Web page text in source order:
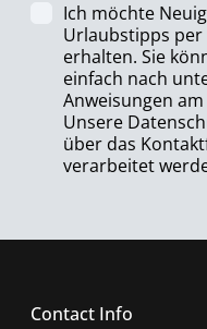
Ich möchte
Urlaubstipps per
erhalten. Sie
einfach nach
Anweisungen
Unsere
über das
verarbeitet
Contact Info